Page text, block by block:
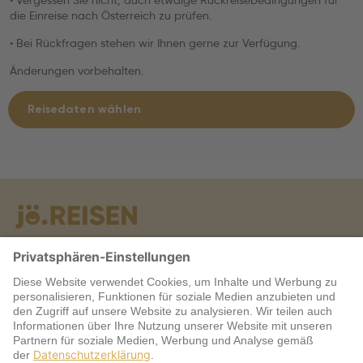
die Einreise nach Österreich zu prüfen.
• Bei Rückfragen stehen wir Ihnen gerne zur Verfügung.
Änderungen vorbehalten.
Reisedaten wählen
Warum jö?
Service